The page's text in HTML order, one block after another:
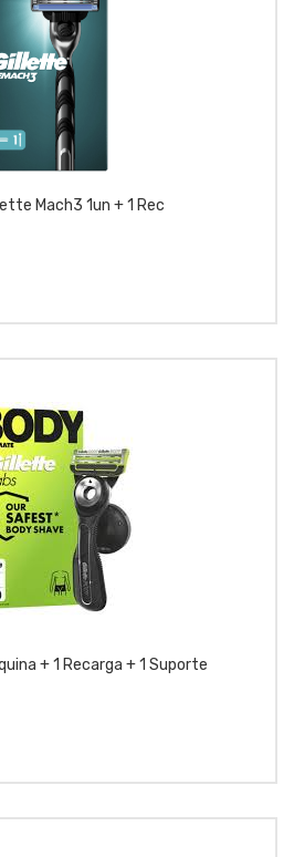
Mach3 1un + 1 Rec
+ 1 Recarga + 1 Suporte